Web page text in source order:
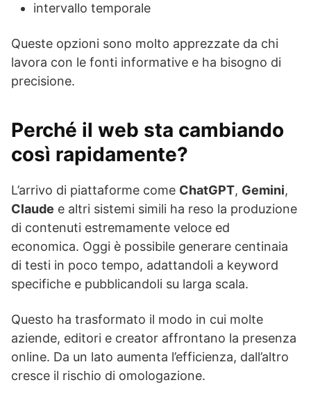
intervallo temporale
Queste opzioni sono molto apprezzate da chi
lavora con le fonti informative e ha bisogno di
precisione.
Perché il web sta cambiando
così rapidamente?
L’arrivo di piattaforme come ChatGPT, Gemini,
Claude e altri sistemi simili ha reso la produzione
di contenuti estremamente veloce ed
economica. Oggi è possibile generare centinaia
di testi in poco tempo, adattandoli a keyword
specifiche e pubblicandoli su larga scala.
Questo ha trasformato il modo in cui molte
aziende, editori e creator affrontano la presenza
online. Da un lato aumenta l’efficienza, dall’altro
cresce il rischio di omologazione.